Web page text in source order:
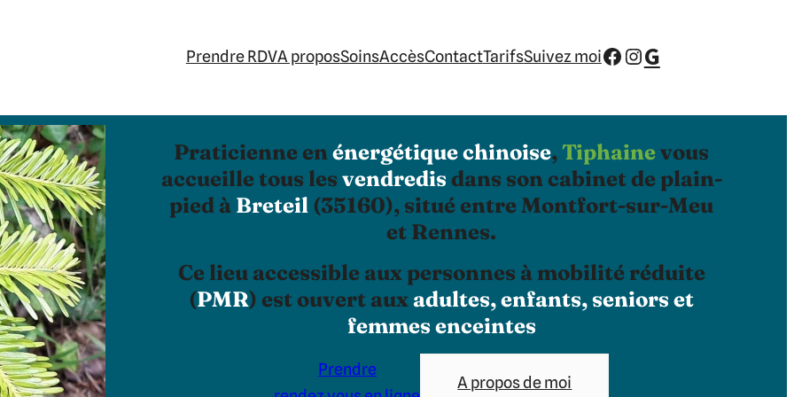
Prendre RDVA proposSoinsAccèsContactTarifsSuivez moiVisitez ma page Facebook
Visitez ma page Instagram
G
Praticienne enénergétique chinoise,Tiphainevous
accueille tous les vendredis dans son cabinet de plain-
pied à Breteil (35160), situé entre Montfort-sur-Meu
et Rennes.
Ce lieu accessible aux personnes à mobilité réduite
(PMR) est ouvert auxadultes, enfants, seniors et
femmes enceintes
Prendre
A propos de moi